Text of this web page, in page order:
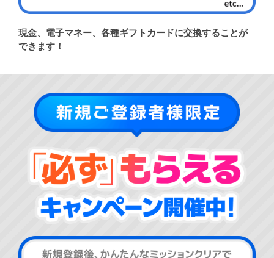
現金、電子マネー、各種ギフトカードに交換することが
できます！